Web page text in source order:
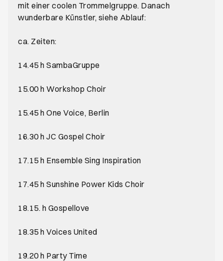
mit einer coolen Trommelgruppe. Danach
wunderbare Künstler, siehe Ablauf:
ca. Zeiten:
14.45 h SambaGruppe
15.00 h Workshop Choir
15.45 h One Voice, Berlin
16.30 h JC Gospel Choir
17.15 h Ensemble Sing Inspiration
17.45 h Sunshine Power Kids Choir
18.15. h Gospellove
18.35 h Voices United
19.20 h Party Time